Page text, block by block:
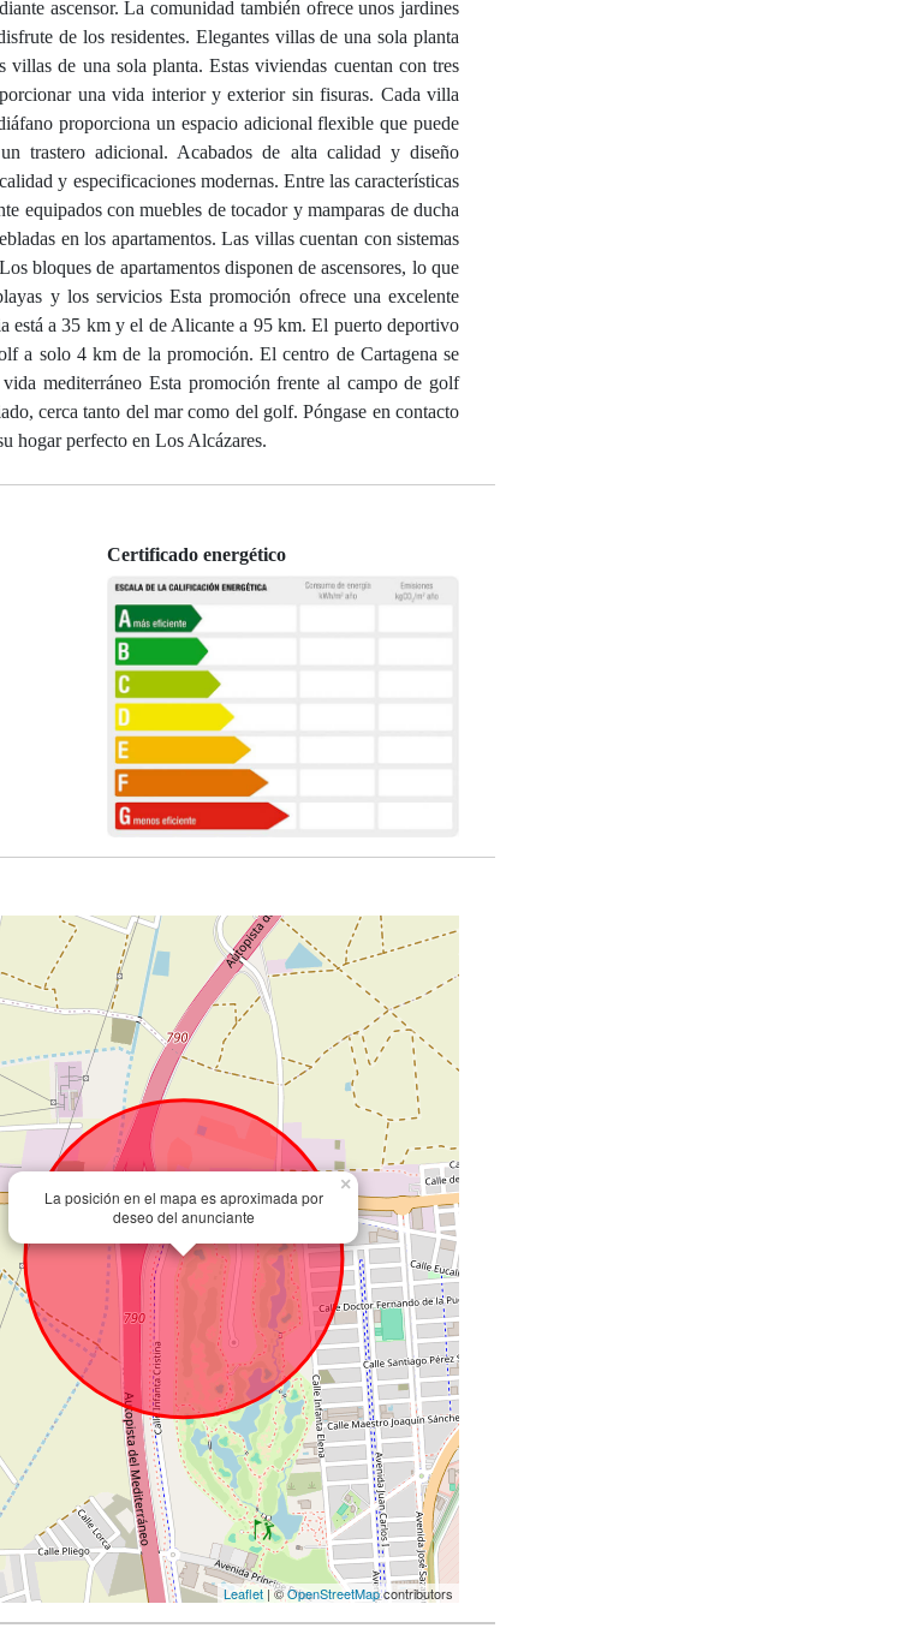
ascensor. La comunidad también ofrece unos jardines
de los residentes. Elegantes villas de una sola planta
de una sola planta. Estas viviendas cuentan con tres
una vida interior y exterior sin fisuras. Cada villa
proporciona un espacio adicional flexible que puede
trastero adicional. Acabados de alta calidad y diseño
y especificaciones modernas. Entre las características
equipados con muebles de tocador y mamparas de ducha
en los apartamentos. Las villas cuentan con sistemas
bloques de apartamentos disponen de ascensores, lo que
y los servicios Esta promoción ofrece una excelente
está a 35 km y el de Alicante a 95 km. El puerto deportivo
a solo 4 km de la promoción. El centro de Cartagena se
mediterráneo Esta promoción frente al campo de golf
cerca tanto del mar como del golf. Póngase en contacto
hogar perfecto en Los Alcázares.
Certificado energético
La posición en el mapa es aproximada por
deseo del anunciante
×
Leaflet| ©OpenStreetMapcontributors